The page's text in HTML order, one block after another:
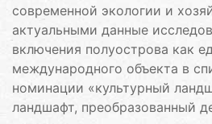
современной экологии и
актуальными данные
включения полуострова как
международного объекта в
номинации «культурный
ландшафт, преобразованный